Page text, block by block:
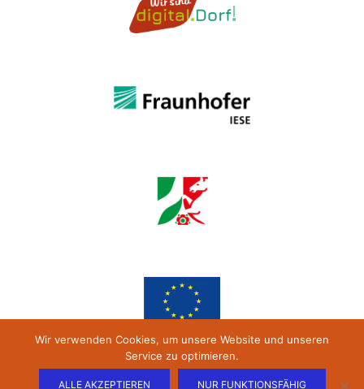
Wir verwenden Cookies, um unsere Website und unseren
Service zu optimieren.
ALLE AKZEPTIEREN NUR FUNKTIONSFÄHIG